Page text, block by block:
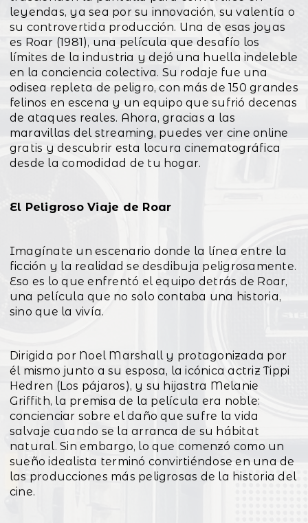
leyendas, ya sea por su innovación, su valentía o
su controvertida producción. Una de esas joyas
es Roar (1981), una película que desafío los
límites de la industria y dejó una huella indeleble
en la conciencia colectiva. Su rodaje fue una
odisea repleta de peligro, con más de 150 grandes
felinos en escena y un equipo que sufrió decenas
de ataques reales. Ahora, gracias a las
maravillas del streaming, puedes ver cine online
gratis y descubrir esta locura cinematográfica
desde la comodidad de tu hogar.
El Peligroso Viaje de Roar
Imagínate un escenario donde la línea entre la
ficción y la realidad se desdibuja peligrosamente.
Eso es lo que enfrentó el equipo detrás de Roar,
una película que no solo contaba una historia,
sino que la vivía.
Dirigida por Noel Marshall y protagonizada por
él mismo junto a su esposa, la icónica actriz Tippi
Hedren (Los pájaros), y su hijastra Melanie
Griffith, la premisa de la película era noble:
concienciar sobre el daño que sufre la vida
salvaje cuando se la arranca de su hábitat
natural. Sin embargo, lo que comenzó como un
sueño idealista terminó convirtiéndose en una de
las producciones más peligrosas de la historia del
cine.